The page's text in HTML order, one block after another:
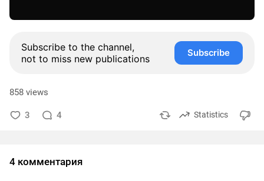
Subscribe to the channel,
not to miss new publications
Subscribe
858 views
3 4 Statistics
4 комментария